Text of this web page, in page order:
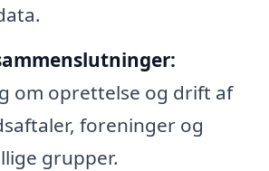
om oprettelse og drift af
foreninger og
grupper.